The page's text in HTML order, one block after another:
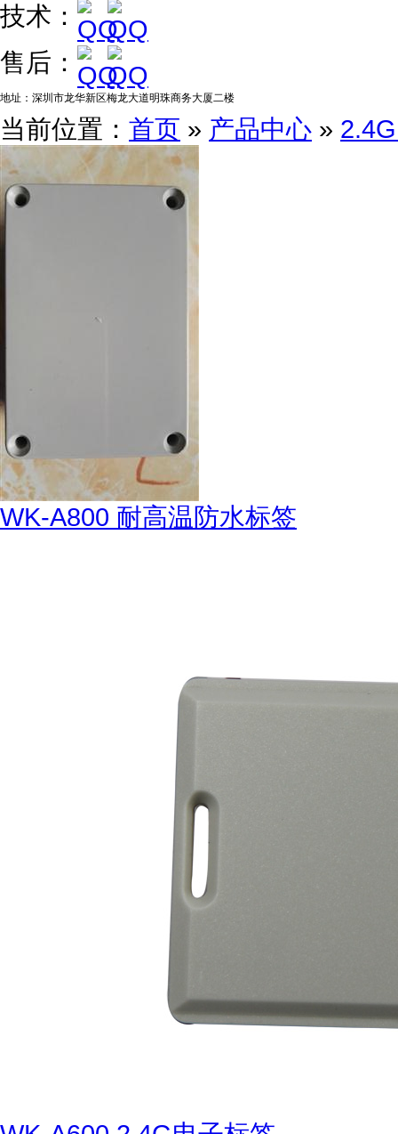
技术：
售后：
地址： 深圳市龙华新区梅龙大道明珠商务大厦二楼
当前位置： 首页 » 产品中心 »
WK-A800 耐高温防水标签